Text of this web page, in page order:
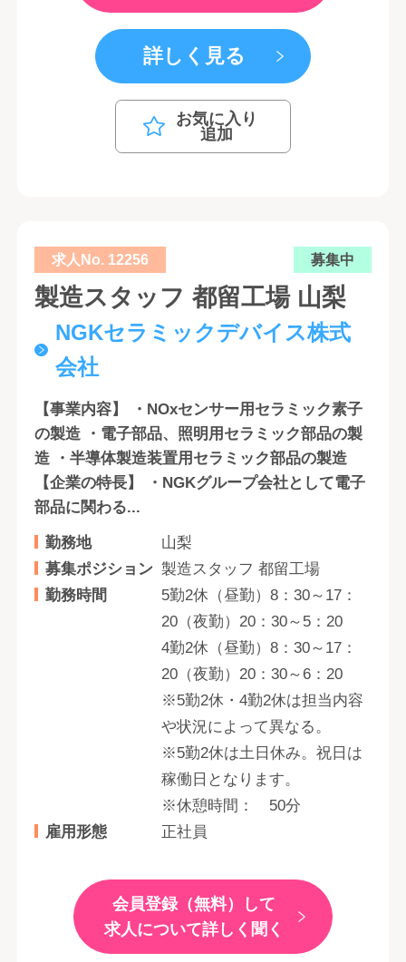
詳しく見る
お気に入り
追加
求人No. 12256 募集中
製造スタッフ 都留工場 山梨
NGKセラミックデバイス株式
会社
【事業内容】 ・NOxセンサー用セラミック素子
の製造 ・電子部品、照明用セラミック部品の製
造 ・半導体製造装置用セラミック部品の製造
【企業の特長】 ・NGKグループ会社として電子
部品に関わる...
勤務地
山梨
募集ポジション 製造スタッフ 都留工場
勤務時間
5勤2休（昼勤）8：30～17：
20（夜勤）20：30～5：20
4勤2休（昼勤）8：30～17：
20（夜勤）20：30～6：20
※5勤2休・4勤2休は担当内容
や状況によって異なる。
※5勤2休は土日休み。祝日は
稼働日となります。
※休憩時間： 50分
雇用形態
正社員
会員登録（無料）して
求人について詳しく聞く